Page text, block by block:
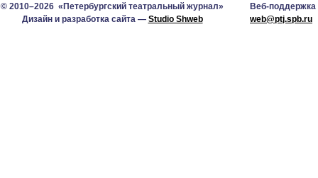
© 2010–2026 «Петербургский театральный журнал»
Дизайн и разработка сайта — Studio Shweb
Веб-поддержка
web@ptj.spb.ru